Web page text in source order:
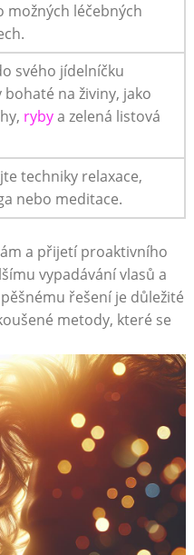
možných léčebných
svého jídelníčku
na živiny, jako
rybya zelená listová
techniky relaxace,
nebo meditace.
a přijetí proaktivního
vypadávání vlasů a
řešení je důležité
metody, které se